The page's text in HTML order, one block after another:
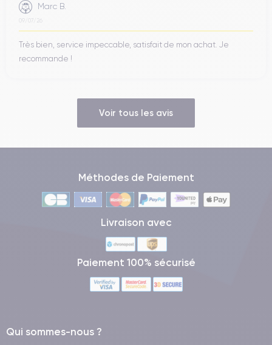
Marc B.
09/07/26
Très bien, service impeccable, satisfait de mon achat. Je
recommande !
Voir tous les avis
Méthodes de Paiement
Livraison avec
Paiement 100% sécurisé
Qui sommes-nous ?